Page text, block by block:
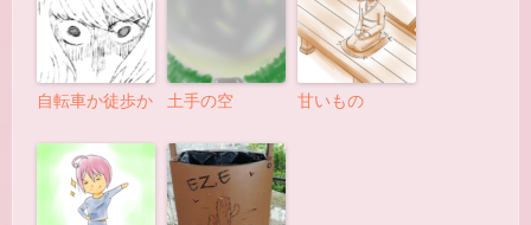
自転車か徒歩か 土手の空 甘いもの